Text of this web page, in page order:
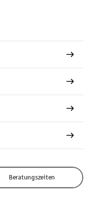
Beratungszeiten